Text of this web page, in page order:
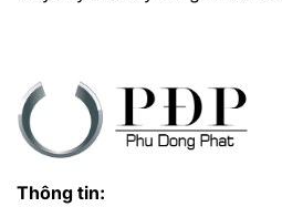
hiện nay chủ yếu được phân
sấy tay cảm ứng treo tường &
loại đều có lợi ích riêng tùy
Thông tin: